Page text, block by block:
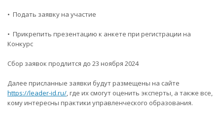
• Подать заявку на участие
• Прикрепить презентацию к анкете при регистрации на
Конкурс
Сбор заявок продлится до 23 ноября 2024
Далее присланные заявки будут размещены на сайте
https://leader-id.ru/, где их смогут оценить эксперты, а также все,
кому интересны практики управленческого образования.